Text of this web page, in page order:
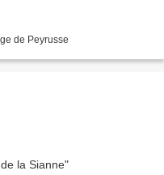
de Peyrusse